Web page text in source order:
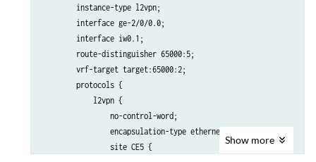
        instance-type l2vpn;
        interface ge-2/0/0.0;
        interface iw0.1;
        route-distinguisher 65000:5;
        vrf-target target:65000:2;
        protocols {
            l2vpn {
                no-control-word;
                encapsulation-type ethernet;
                site CE5 {
Show more